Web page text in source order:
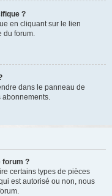
?
en cliquant sur le lien
du forum.
dans le panneau de
abonnements.
forum ?
certains types de pièces
est autorisé ou non, nous